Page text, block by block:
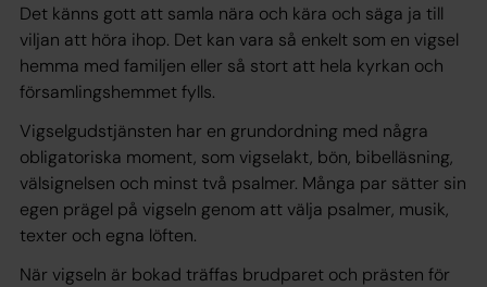
Det känns gott att samla nära och kära och säga ja till
viljan att höra ihop. Det kan vara så enkelt som en vigsel
hemma med familjen eller så stort att hela kyrkan och
församlingshemmet fylls.
Vigselgudstjänsten har en grundordning med några
obligatoriska moment, som vigselakt, bön, bibelläsning,
välsignelsen och minst två psalmer. Många par sätter sin
egen prägel på vigseln genom att välja psalmer, musik,
texter och egna löften.
När vigseln är bokad träffas brudparet och prästen för